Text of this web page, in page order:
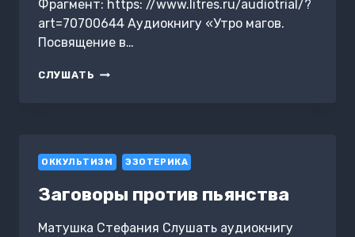
Фрагмент: https: //www.litres.ru/audiotrial/?
art=70700644 Аудиокнигу «Утро магов.
Посвящение в…
СЛУШАТЬ УТРО
ОККУЛЬТИЗМ ЭЗОТЕРИКА
Заговоры против пьянства
Матушка Стефания Слушать аудиокнигу